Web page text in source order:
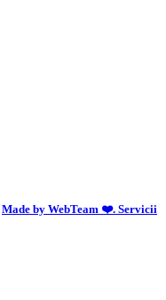
Made by WebTeam ❤️. Servicii